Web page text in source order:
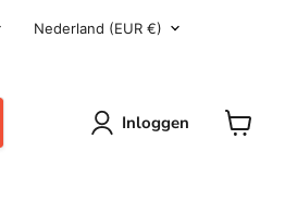
Land
Nederland (EUR €)
Inloggen